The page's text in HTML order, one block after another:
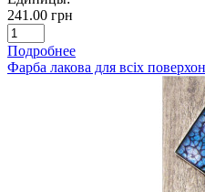
241.00 грн
Подробнее
Фарба лакова для всіх